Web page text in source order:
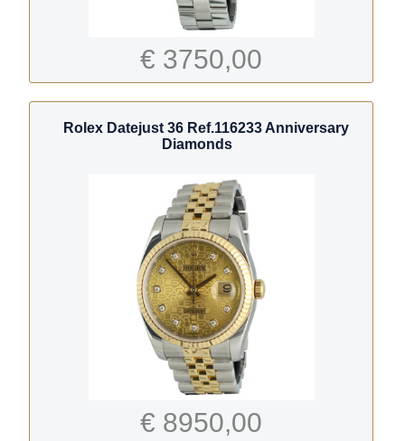
€ 3750,00
Rolex Datejust 36 Ref.116233 Anniversary
Diamonds
€ 8950,00